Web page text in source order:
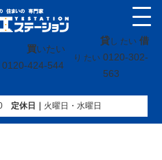
買いたい
0120-424-544
貸し たい 借
り たい 0120-302-
563
定休⽇｜ 火曜⽇・水曜⽇
»買取実績»福島県福島市松